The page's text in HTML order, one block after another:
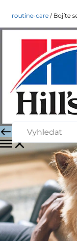
routine-care Bojíte
Bojíte
Běžná péče
Autoři
|